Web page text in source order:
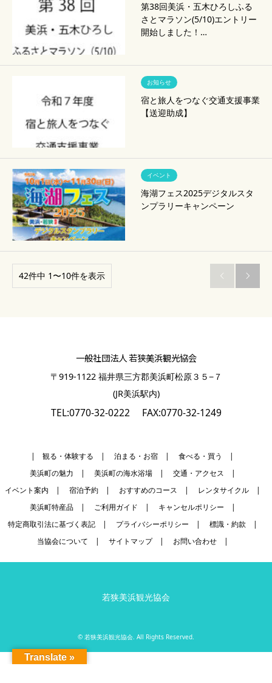
第38回美浜・五木ひろしふる
さとマラソン(5/10)エントリー
開始しました！…
お知らせ
宿と旅人をつなぐ交通支援事業
【送迎助成】
イベント
海湖フェス2025デジタルスタ
ンプラリーキャンペーン
42件中 1〜10件を表示  
一般社団法人 若狭美浜観光協会
〒919-1122 福井県三方郡美浜町松原３５−７
(JR美浜駅内)
TEL:0770-32-0222 FAX:0770-32-1249
| 観る・体験する | 泊まる・お宿 | 食べる・買う
|
美浜町の魅力 | 美浜町の海水浴場| 交通・アクセス |
イベント案内 | 宿泊予約| おすすめのコース | レンタサイクル|
美浜町特産品| ご利用ガイド | キャンセルポリシー |
特定商取引法に基づく表記| プライバシーポリシー | 標識・約款 |
当協会について | サイトマップ| お問い合わせ|
若狭美浜観光協会
© 若狭美浜観光協会. All Rights Reserved.
Translate »